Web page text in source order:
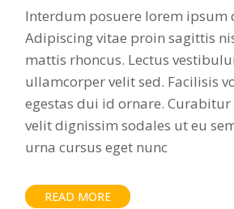
Interdum posuere lorem ipsum
Adipiscing vitae proin sagittis
mattis rhoncus. Lectus
ullamcorper velit sed. Facilisis
egestas dui id ornare. Curabitur
velit dignissim sodales ut eu
urna cursus eget nunc
READ MORE